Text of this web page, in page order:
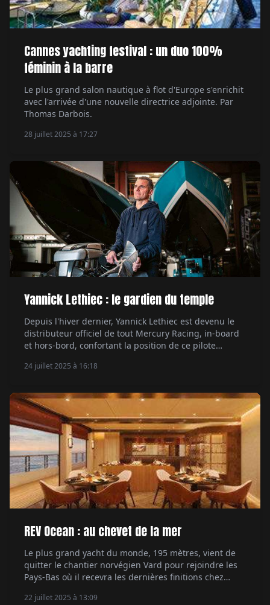
Cannes yachting festival : un duo 100%
féminin à la barre
Le plus grand salon nautique à flot d'Europe s'enrichit
avec l'arrivée d'une nouvelle directrice adjointe. Par
Thomas Darbois.
28 juillet 2025 à 17:27
Yannick Lethiec : le gardien du temple
Depuis l'hiver dernier, Yannick Lethiec est devenu le
distributeur officiel de tout Mercury Racing, in-board
et hors-bord, confortant la position de ce pilote
préparateurs de bateaux de course en France. Par
24 juillet 2025 à 16:18
REV Ocean : au chevet de la mer
Le plus grand yacht du monde, 195 mètres, vient de
quitter le chantier norvégien Vard pour rejoindre les
Pays-Bas où il recevra les dernières finitions chez
pharaonique mais pour une belle cause. Par Xavier de
22 juillet 2025 à 13:09